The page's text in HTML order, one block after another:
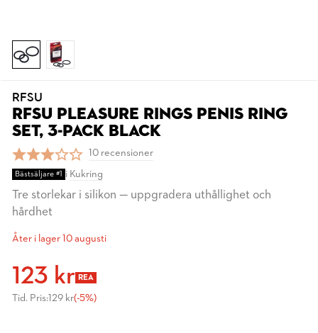
RFSU
RFSU PLEASURE RINGS PENIS RING
SET, 3-PACK BLACK
10 recensioner
Bästsäljare #1 i Kukring
Tre storlekar i silikon — uppgradera uthållighet och
hårdhet
Åter i lager 10 augusti
123 kr REA
Tid. Pris:129 kr(-5%)